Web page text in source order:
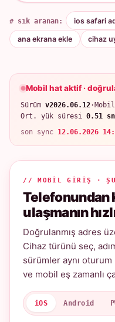
# sık aranan: ios safari
ana ekrana ekle cihaz
Mobil hat aktif ·
Sürüm v2026.06.12·
Ort. yük süresi 0.51 sn
son sync 12.06.2026
// MOBIL GIRIŞ ·
Telefonundan
ulaşmanın
Doğrulanmış adres
Cihaz türünü seç,
sürümler aynı
ve mobil eş zamanlı
iOS Android